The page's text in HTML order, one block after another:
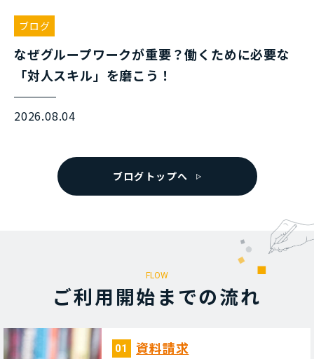
ブログ
なぜグループワークが重要？働くために必要な
「対人スキル」を磨こう！
2026.08.04
ブログトップへ
FLOW
ご利⽤開始までの流れ
01 資料請求